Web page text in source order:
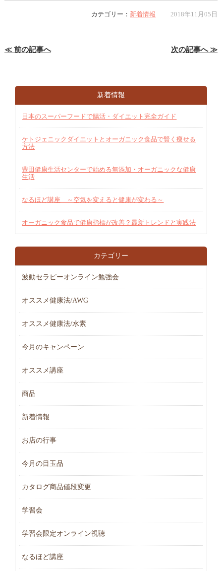
カテゴリー： 新着情報 2018年11月05日
≪ 前の記事へ 次の記事へ ≫
新着情報
日本のスーパーフードで腸活・ダイエット完全ガイド
ケトジェニックダイエットとオーガニック食品で賢く痩せる
方法
豊田健康生活センターで始める無添加・オーガニックな健康
生活
なるほど講座 ～空気を変えると健康が変わる～
オーガニック食品で健康指標が改善？最新トレンドと実践法
カテゴリー
波動セラピーオンライン勉強会
オススメ健康法/AWG
オススメ健康法/水素
今月のキャンペーン
オススメ講座
商品
新着情報
お店の行事
今月の目玉品
カタログ商品値段変更
学習会
学習会限定オンライン視聴
なるほど講座